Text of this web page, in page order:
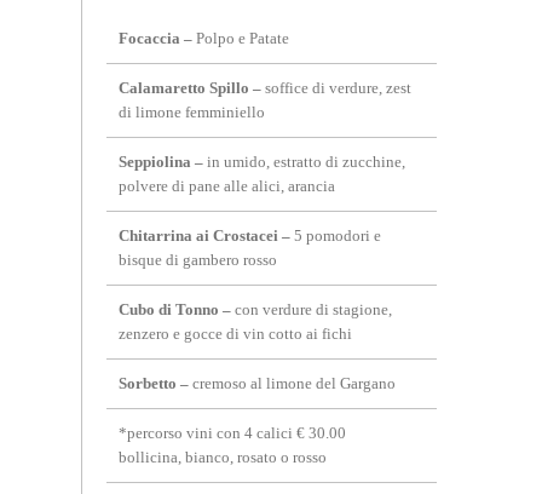
Focaccia –Polpo e Patate
Calamaretto Spillo –soffice di verdure, zest
di limone femminiello
Seppiolina –in umido, estratto di zucchine,
polvere di pane alle alici, arancia
Chitarrina ai Crostacei –5 pomodori e
bisque di gambero rosso
Cubo di Tonno –con verdure di stagione,
zenzero e gocce di vin cotto ai fichi
Sorbetto –cremoso al limone del Gargano
*percorso vini con 4 calici € 30.00
bollicina, bianco, rosato o rosso